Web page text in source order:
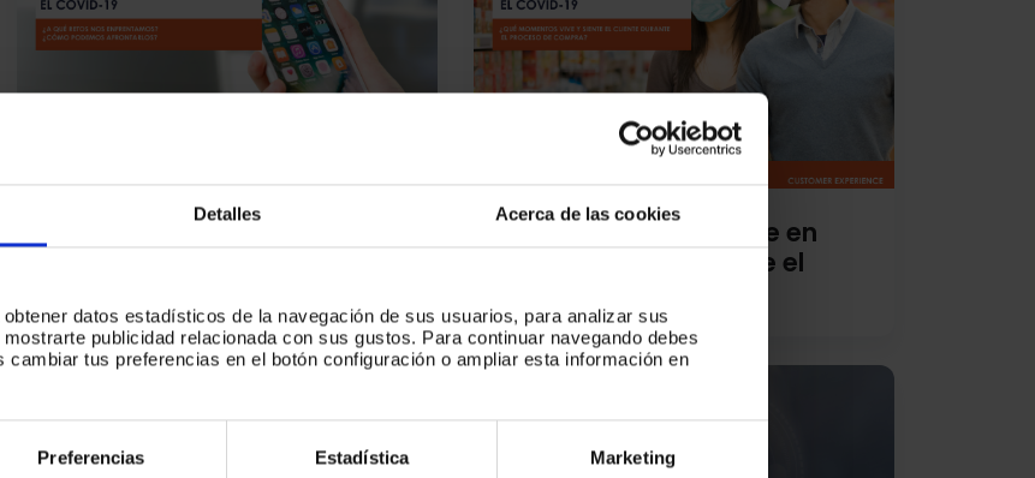
Detalles Acerca de las cookies
datos estadísticos de la navegación de sus usuarios, para analizar sus
publicidad relacionada con sus gustos. Para continuar navegando debes
cambiar tus preferencias en el botón configuración o ampliar esta información en
Preferencias Estadística Marketing
Experiencia de Cliente en el
Experiencia de Cliente en
alimentación durante el